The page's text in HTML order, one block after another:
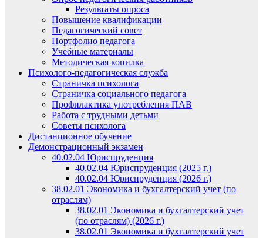
Результаты опроса
Повышение квалификации
Педагогический совет
Портфолио педагога
Учебные материалы
Методическая копилка
Психолого-педагогическая служба
Страничка психолога
Страничка социального педагога
Профилактика употребления ПАВ
Работа с трудными детьми
Советы психолога
Дистанционное обучение
Демонстрационный экзамен
40.02.04 Юриспруденция
40.02.04 Юриспруденция (2025 г.)
40.02.04 Юриспруденция (2026 г.)
38.02.01 Экономика и бухгалтерский учет (по
отраслям)
38.02.01 Экономика и бухгалтерский учет
(по отраслям) (2026 г.)
38.02.01 Экономика и бухгалтерский учет